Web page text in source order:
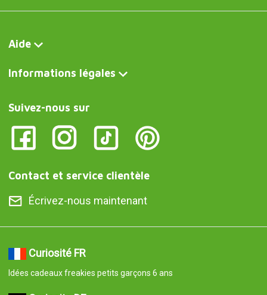
Aide
Informations légales
Suivez-nous sur
Contact et service clientèle
Écrivez-nous maintenant
Curiosité FR
Idées cadeaux freakies petits garçons 6 ans